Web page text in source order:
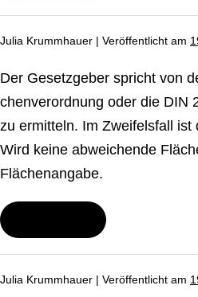
tz?
die
abgefragt?
liegt
meinem
Mess­
lei­
ter
doch
für
Erstellung
ten­
ab­
rech­
Julia Krummhauer | Ver­öf­fent­licht am
Der Ge­setz­ge­ber spricht von
chen­ver­ord­nung oder die DIN
zu ermitteln. Im Zwei­fels­fall
Wird keine ab­wei­chen­de
Flä­chen­an­ga­be.
ist
mit
samt­
Julia Krummhauer | Ver­öf­fent­licht am